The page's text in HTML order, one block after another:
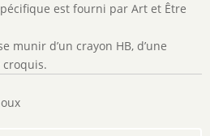
est fourni par Art et Être
munir d’un crayon HB, d’une
croquis.